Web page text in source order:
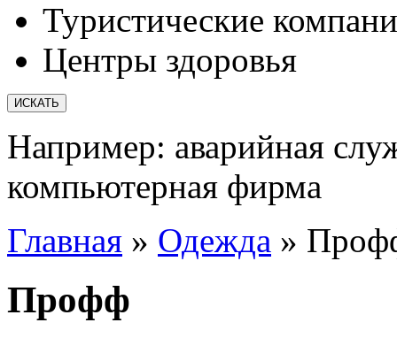
Туристические
Центры здоровья
Например: аварийная
компьютерная фирма
Главная » Одежда »
Профф